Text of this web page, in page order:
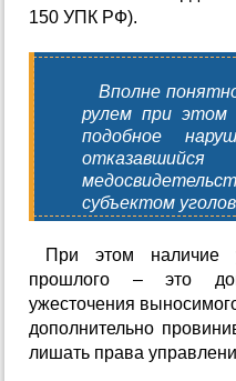
150 УПК РФ).
Вполне
рулем при этом
подобное
субъектом
При этом наличие
прошлого – это
ужесточения
дополнительно
лишать права